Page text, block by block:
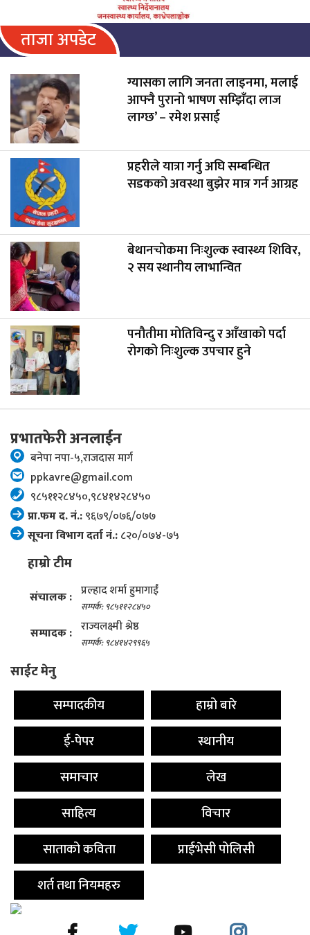
ताजा अपडेट
ग्यासका लागि जनता लाइनमा, मलाई
आफ्नै पुरानो भाषण सम्झिँदा लाज
लाग्छ’ – रमेश प्रसाई
प्रहरीले यात्रा गर्नु अघि सम्बन्धित
सडकको अवस्था बुझेर मात्र गर्न आग्रह
बेथानचोकमा निःशुल्क स्वास्थ्य शिविर,
२ सय स्थानीय लाभान्वित
पनौतीमा मोतिविन्दु र आँखाको पर्दा
रोगको निःशुल्क उपचार हुने
प्रभातफेरी अनलाईन
बनेपा नपा-५,राजदास मार्ग
ppkavre@gmail.com
९८५११२८४५०,९८४१४२८४५०
प्रा.फम द. नं.:९६७९/०७६/०७७
सूचना विभाग दर्ता नं.:८२०/०७४-७५
हाम्रो टीम
संचालक : प्रल्हाद शर्मा हुमागाईं
सम्पर्क: ९८५११२८४५०
सम्पादक : राज्यलक्ष्मी श्रेष्ठ
सम्पर्क: ९८४१४२९९६५
साईट मेनु
सम्पादकीय
हाम्रो बारे
ई-पेपर
स्थानीय
समाचार
लेख
साहित्य
विचार
साताको कविता
प्राईभेसी पोलिसी
शर्त तथा नियमहरु